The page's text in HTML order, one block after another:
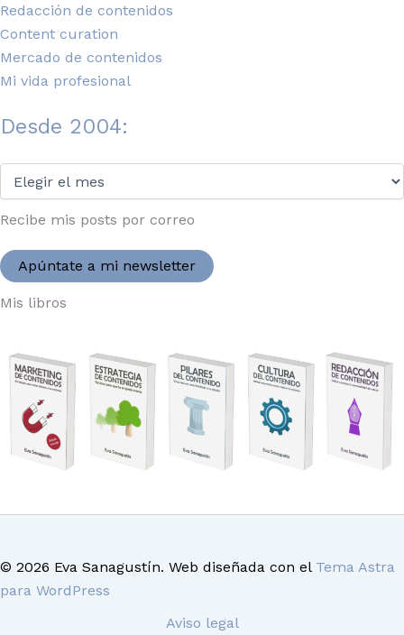
Redacción de contenidos
Content curation
Mercado de contenidos
Mi vida profesional
Desde 2004:
2004:
Recibe mis posts por correo
Apúntate a mi newsletter
Mis libros
© 2026 Eva Sanagustín. Web diseñada con el Tema Astra
para WordPress
Aviso legal